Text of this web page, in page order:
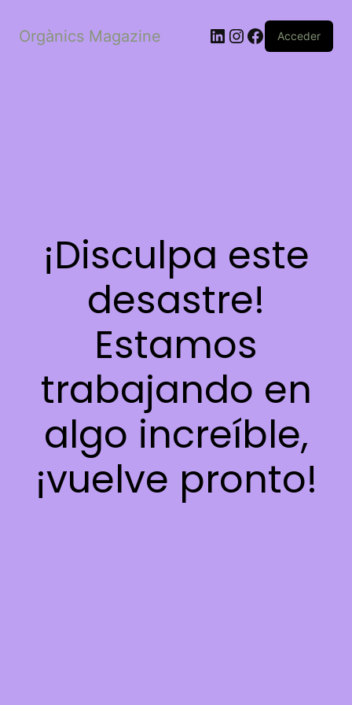
Orgànics Magazine LinkedIn
Instagram
Facebook
Acceder
¡Disculpa este
desastre!
Estamos
trabajando en
algo increíble,
¡vuelve pronto!